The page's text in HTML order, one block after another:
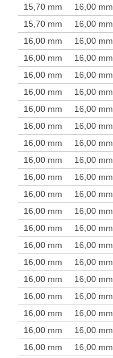
15,70 mm 16,00 mm
15,70 mm
16,00 mm
16,00 mm
16,00 mm
16,00 mm
16,00 mm
16,00 mm
16,00 mm
16,00 mm
16,00 mm
16,00 mm
16,00 mm
16,00 mm
16,00 mm
16,00 mm
16,00 mm
16,00 mm
16,00 mm
16,00 mm
16,00 mm
16,00 mm
16,00 mm
16,00 mm
16,00 mm
16,00 mm
16,00 mm
16,00 mm
16,00 mm
16,00 mm
16,00 mm
16,00 mm
16,00 mm
16,00 mm
16,00 mm
16,00 mm
16,00 mm
16,00 mm
16,00 mm
16,00 mm
16,00 mm